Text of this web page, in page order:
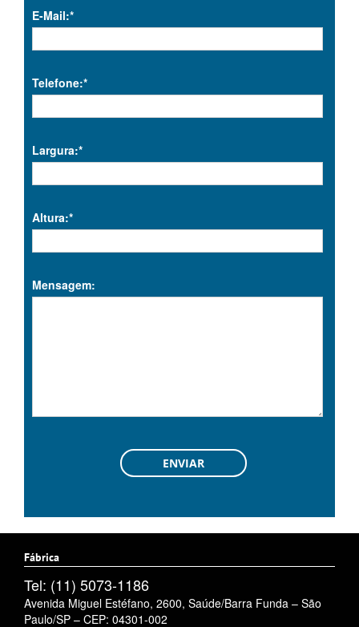
E-Mail:*
Telefone:*
Largura:*
Altura:*
Mensagem:
Fábrica
Tel: (11) 5073-1186
Avenida Miguel Estéfano, 2600, Saúde/Barra Funda – São
Paulo/SP – CEP: 04301-002